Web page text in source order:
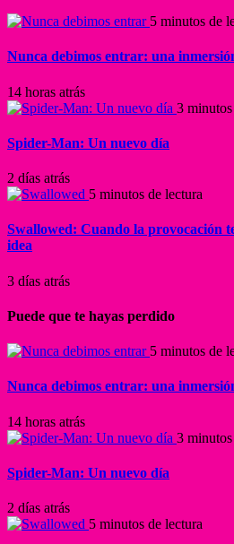
5 minutos de
Nunca debimos entrar: una
14 horas atrás
3
Spider-Man: Un nuevo día
2 días atrás
5 minutos de lectura
Swallowed: Cuando la provocación
idea
3 días atrás
Puede que te hayas perdido
5 minutos de
Nunca debimos entrar: una
14 horas atrás
3
Spider-Man: Un nuevo día
2 días atrás
5 minutos de lectura